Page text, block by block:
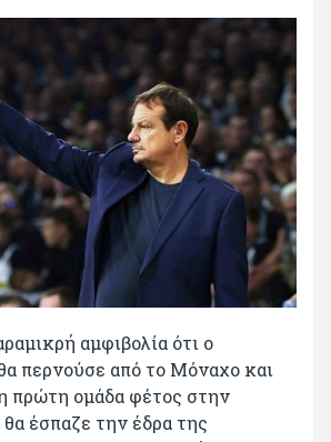
αμφιβολία ότι ο
περνούσε από το Μόναχο και
πρώτη ομάδα φέτος στην
έσπαζε την έδρα της